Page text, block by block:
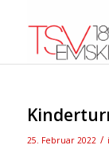
25. Februar 2022 /